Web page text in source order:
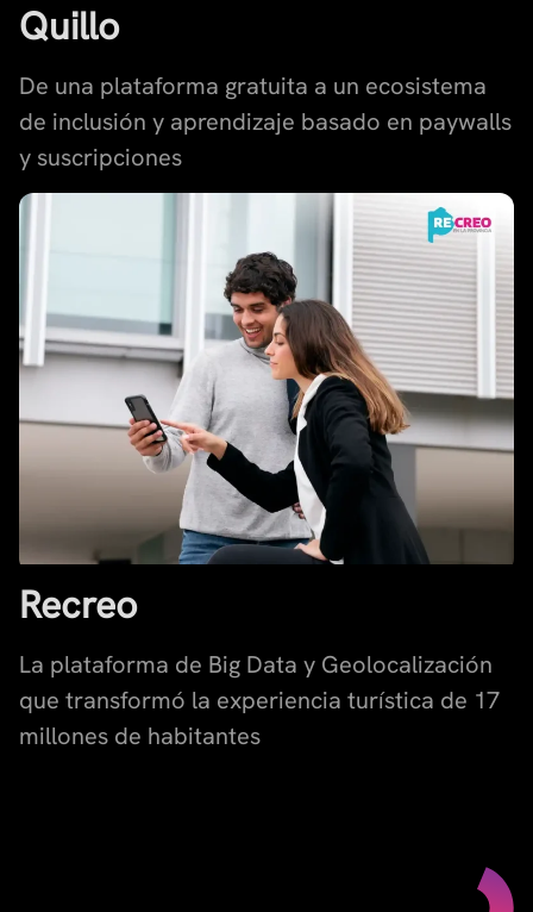
Quillo
De una plataforma gratuita a un ecosistema
de inclusión y aprendizaje basado en paywalls
y suscripciones
Recreo
La plataforma de Big Data y Geolocalización
que transformó la experiencia turística de 17
millones de habitantes